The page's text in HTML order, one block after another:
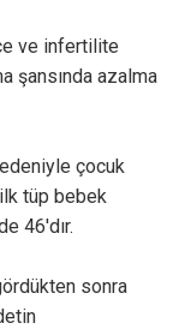
ve infertilite
şansında azalma
çocuk
tüp bebek
46'dır.
sonra